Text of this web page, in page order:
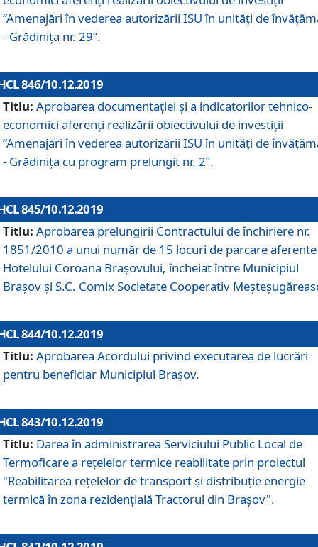
“Amenajări în vederea autorizării ISU în unități de
- Grădinița nr. 29”.
846/10.12.2019
Titlu: Aprobarea documentației și a indicatorilor tehnico-
economici aferenți realizării obiectivului de investiții
“Amenajări în vederea autorizării ISU în unități de
- Grădinița cu program prelungit nr. 2”.
845/10.12.2019
Titlu: Aprobarea prelungirii Contractului de închiriere nr.
1851/2010 a unui număr de 15 locuri de parcare aferente
Hotelului Coroana Brașovului, încheiat între Municipiul
Braşov şi S.C. Comix Societate Cooperativ
844/10.12.2019
Titlu: Aprobarea Acordului privind executarea de lucrări
pentru beneficiar Municipiul Brașov.
843/10.12.2019
Titlu: Darea în administrarea Serviciului Public Local de
Termoficare a rețelelor termice reabilitate prin proiectul
"Reabilitarea reţelelor de transport şi distribuţie energie
termică în zona rezidenţială Tractorul din Braşov".